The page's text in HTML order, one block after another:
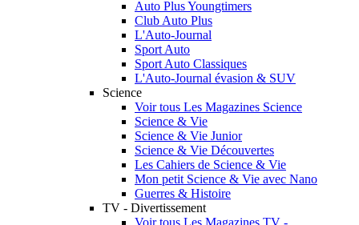
Auto Plus Youngtimers
Club Auto Plus
L'Auto-Journal
Sport Auto
Sport Auto Classiques
L'Auto-Journal évasion & SUV
Science
Voir tous Les Magazines Science
Science & Vie
Science & Vie Junior
Science & Vie Découvertes
Les Cahiers de Science & Vie
Mon petit Science & Vie avec Nano
Guerres & Histoire
TV - Divertissement
Voir tous Les Magazines TV -